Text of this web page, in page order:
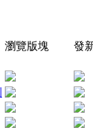
瀏覽版塊 發